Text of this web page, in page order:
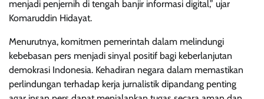
menjadi penjernih di tengah banjir informasi digital,” ujar
Komaruddin Hidayat.
Menurutnya, komitmen pemerintah dalam melindungi
kebebasan pers menjadi sinyal positif bagi keberlanjutan
demokrasi Indonesia. Kehadiran negara dalam memastikan
perlindungan terhadap kerja jurnalistik dipandang penting